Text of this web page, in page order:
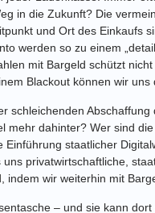
in die Zukunft? Die
und Ort des Einkaufs
werden so zu einem
mit Bargeld schützt
Blackout können wir uns
schleichenden
mehr dahinter? Wer sind
Einführung staatlicher
privatwirtschaftliche,
indem wir weiterhin mit
– und sie kann